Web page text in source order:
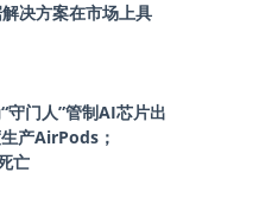
决方案在市场上具
守门人”管制AI芯片出
产AirPods；
亡